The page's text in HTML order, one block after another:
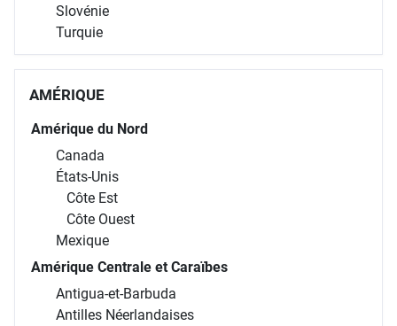
Slovénie
Turquie
AMÉRIQUE
Amérique du Nord
Canada
États-Unis
Côte Est
Côte Ouest
Mexique
Amérique Centrale et Caraïbes
Antigua-et-Barbuda
Antilles Néerlandaises